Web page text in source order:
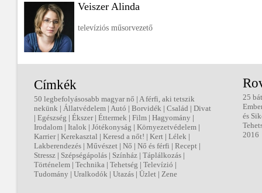
Veiszer Alinda
televíziós műsorvezető
Címkék
50 legbefolyásosabb magyar nő | A férfi, aki tetszik
nekünk | Állatvédelem | Autó | Borvidék | Család | Divat
| Egészség | Ékszer| Éttermek | Film | Hagyomány |
Irodalom | Italok | Jótékonyság | Környezetvédelem |
Karrier| Kerekasztal | Keresd a nőt! | Kert | Lélek |
Lakberendezés | Művészet | Nő | Nő és férfi | Recept |
Stressz | Szépségápolás | Színház | Táplálkozás |
Történelem | Technika | Tehetség | Televízió |
Tudomány | Uralkodók | Utazás | Üzlet | Zene
25
és
2016